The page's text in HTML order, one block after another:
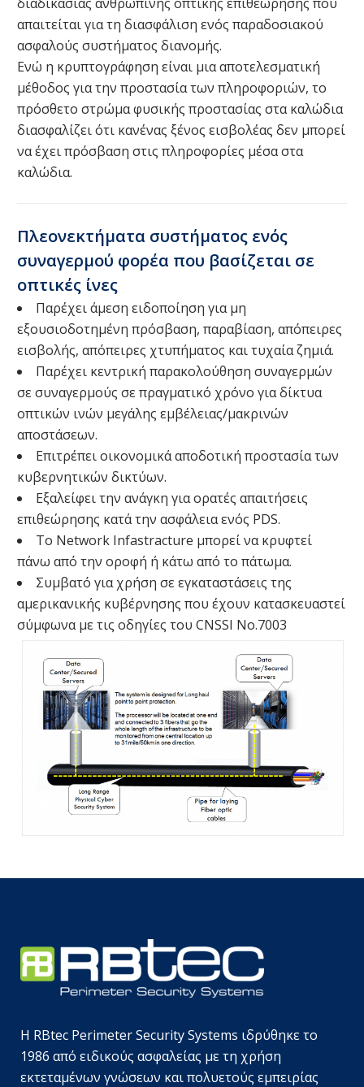
απαιτείται για τη διασφάλιση ενός παραδοσιακού
ασφαλούς συστήματος διανομής.
Ενώ η κρυπτογράφηση είναι μια αποτελεσματική
μέθοδος για την προστασία των πληροφοριών, το
πρόσθετο στρώμα φυσικής προστασίας στα καλώδια
διασφαλίζει ότι κανένας ξένος εισβολέας δεν μπορεί
να έχει πρόσβαση στις πληροφορίες μέσα στα
καλώδια.
Πλεονεκτήματα συστήματος ενός
συναγερμού φορέα που βασίζεται σε
οπτικές ίνες
Παρέχει άμεση ειδοποίηση για μη
εξουσιοδοτημένη πρόσβαση, παραβίαση, απόπειρες
εισβολής, απόπειρες χτυπήματος και τυχαία ζημιά.
Παρέχει κεντρική παρακολούθηση συναγερμών
σε συναγερμούς σε πραγματικό χρόνο για δίκτυα
οπτικών ινών μεγάλης εμβέλειας/μακρινών
αποστάσεων.
Επιτρέπει οικονομικά αποδοτική προστασία των
κυβερνητικών δικτύων.
Εξαλείφει την ανάγκη για ορατές απαιτήσεις
επιθεώρησης κατά την ασφάλεια ενός PDS.
Το Network Infastracture μπορεί να κρυφτεί
πάνω από την οροφή ή κάτω από το πάτωμα.
Συμβατό για χρήση σε εγκαταστάσεις της
αμερικανικής κυβέρνησης που έχουν κατασκευαστεί
σύμφωνα με τις οδηγίες του CNSSI No.7003
Η RBtec Perimeter Security Systems ιδρύθηκε το
1986 από ειδικούς ασφαλείας με τη χρήση
εκτεταμένων γνώσεων και πολυετούς εμπειρίας